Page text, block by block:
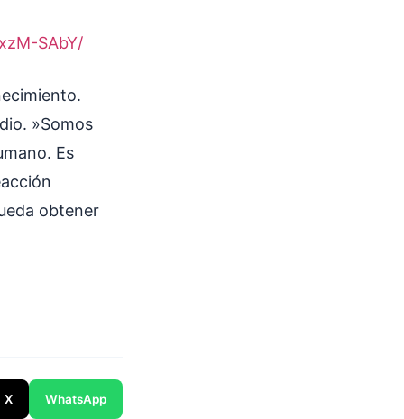
SAbY/
»Somos
Es
obtener
X WhatsApp